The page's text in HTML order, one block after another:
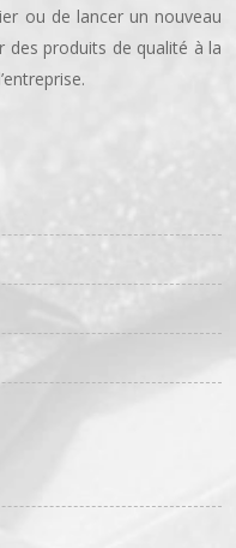
ou de lancer un nouveau
produits de qualité à la